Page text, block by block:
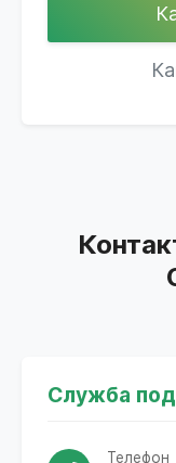
Служба
Телефон